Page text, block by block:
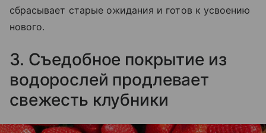
сбрасывает старые ожидания и готов к усвоению
нового.
3. Съедобное покрытие из
водорослей продлевает
свежесть клубники